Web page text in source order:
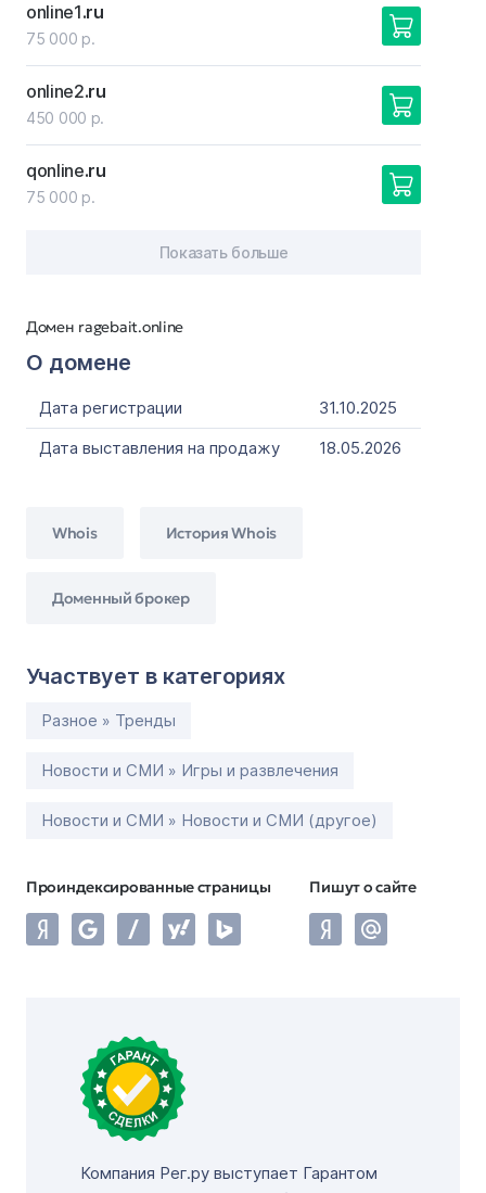
Домен ragebait.online
О домене
Дата регистрации
31.10.2025
Дата выставления на продажу
18.05.2026
Whois История Whois
Доменный брокер
Участвует в категориях
Разное » Тренды
Новости и СМИ » Игры и развлечения
Новости и СМИ » Новости и СМИ (другое)
Проиндексированные страницы Пишут о сайте
online1.ru
75 000 р.
online2.ru
450 000 р.
qonline.ru
75 000 р.
Показать больше
Компания Рег.ру выступает Гарантом